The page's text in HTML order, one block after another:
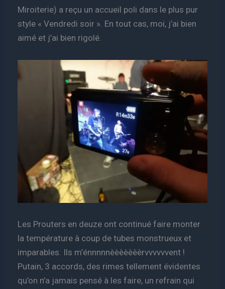
Miroiterie) a reçu un accueil poli dans le plus pur
style « Vendredi soir ». En tout cas, moi, j’ai bien
aimé et j’ai bien rigolé.
Les Prouters en deuze ont continué faire monter
la température à coup de tubes monstrueux et
imparables. Ils m’énnnnnèèèèèèèrvvvvvvent !
Putain, 3 accords, des rimes tellement évidentes
qu’on n’a jamais pensé à les faire, un refrain qui